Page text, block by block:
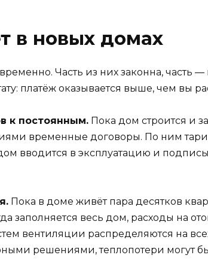
в новых домах
Часть из них законна, часть —
платёж оказывается выше, чем вы
к постоянным. Пока дом строится и
временные договоры. По ним
вводится в эксплуатацию и
Пока в доме живёт пара десятков
заполняется весь дом, расходы на
вентиляции распределяются на
решениями, теплопотери могут